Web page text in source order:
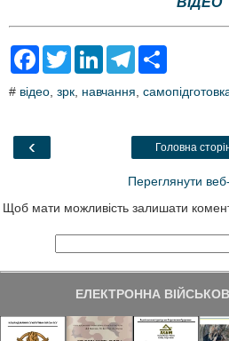
F
e
o
T
t
L
k
T
e
a
r
# відео зрк навчання
‹ Головна
Переглянути
Щоб мати можливість залишати
ЕЛЕКТРОННА